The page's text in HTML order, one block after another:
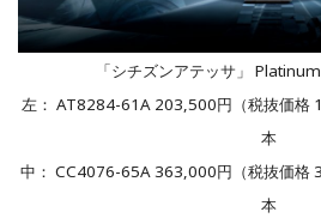
「シチズンアテッサ」
左： AT8284-61A 203,500円（税抜価格
本
中： CC4076-65A 363,000円（税抜価格
本